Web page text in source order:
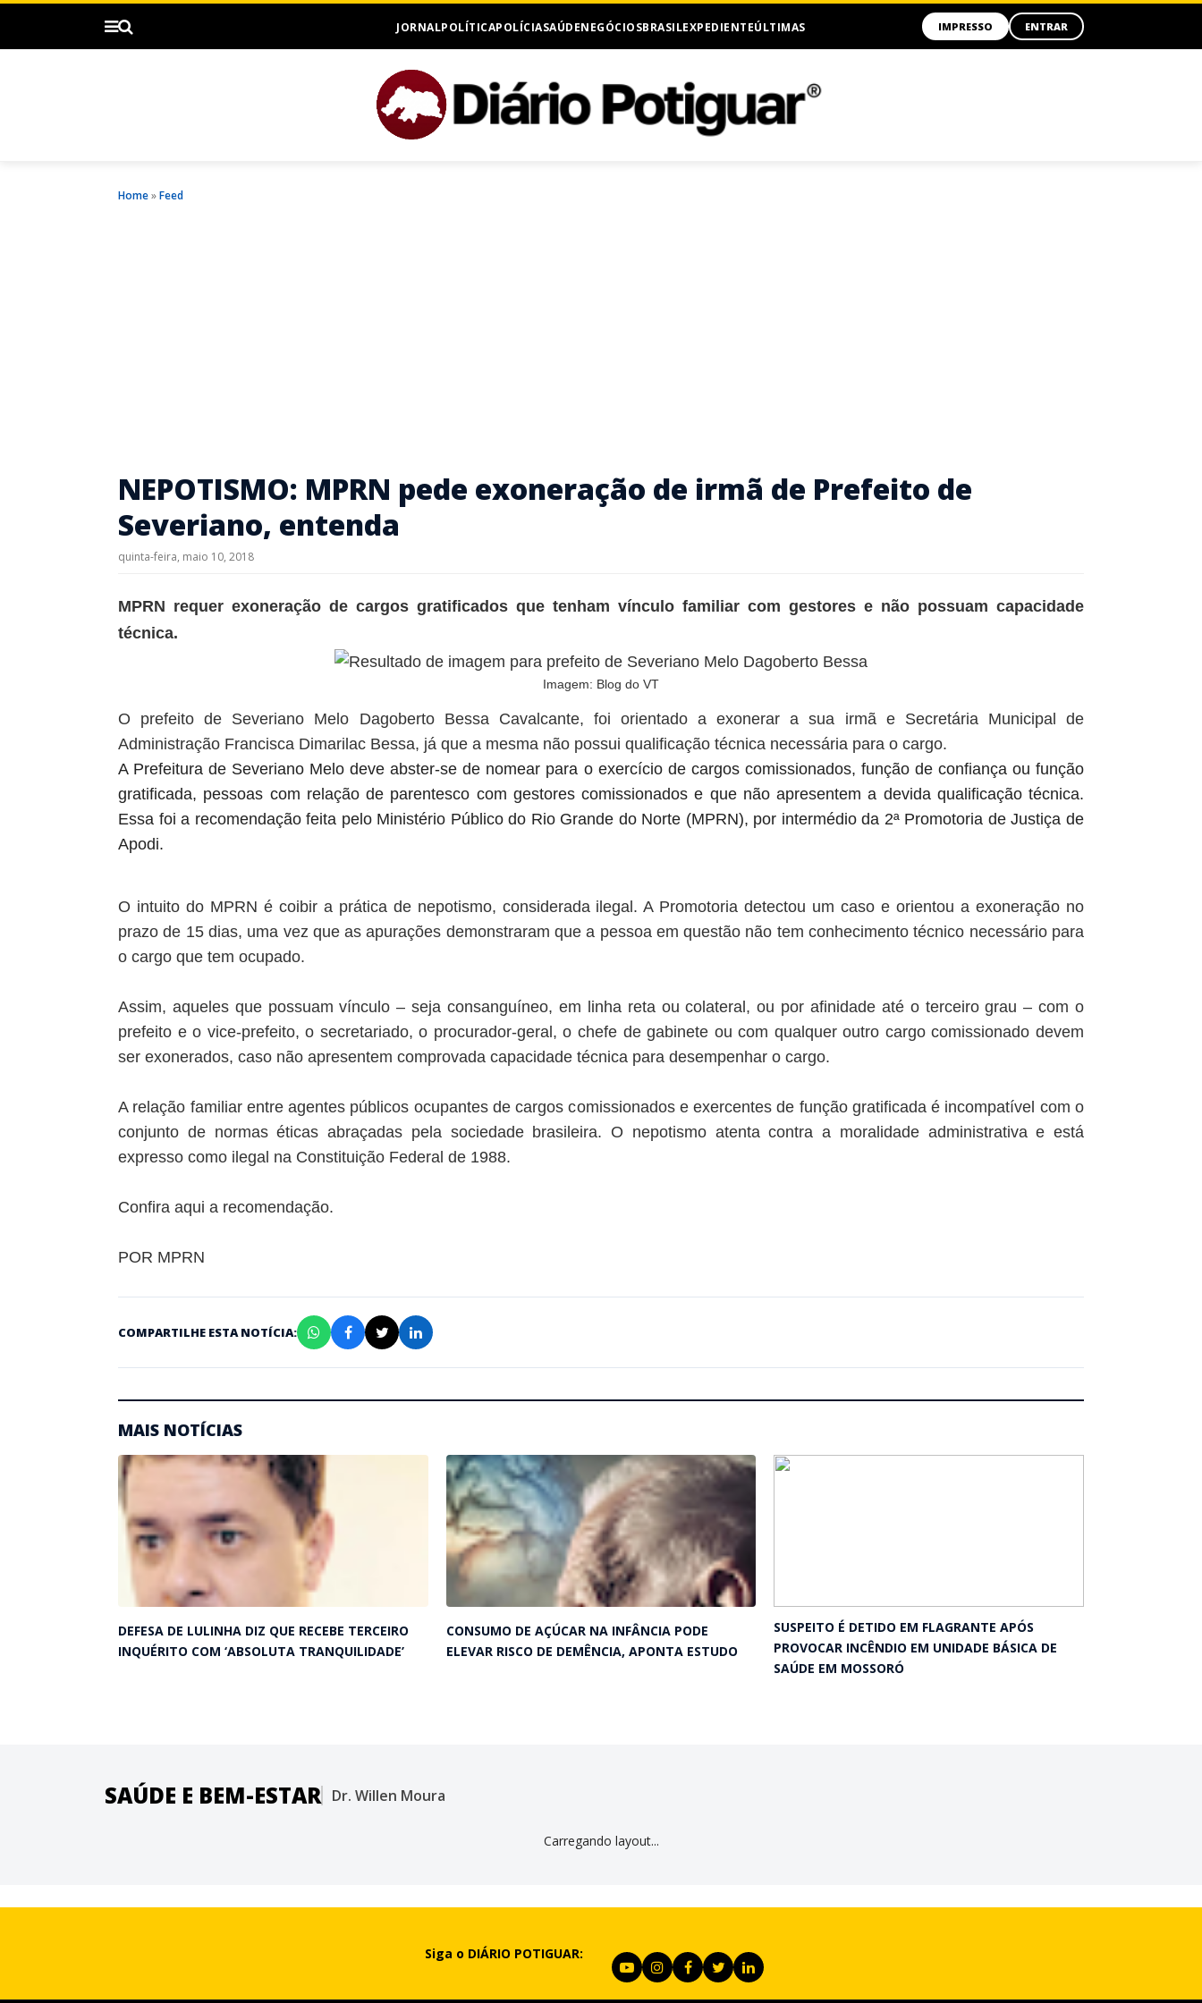
JORNALPOLÍTICAPOLÍCIASAÚDENEGÓCIOSBRASILEXPEDIENTEÚLTIMAS IMPRESSO ENTRAR
Home»Feed
NEPOTISMO: MPRN pede exoneração de irmã de Prefeito de
Severiano, entenda
quinta-feira, maio 10, 2018
MPRN requer exoneração de cargos gratificados que tenham vínculo familiar com gestores e não possuam capacidade
técnica.
Imagem: Blog do VT
O prefeito de Severiano Melo Dagoberto Bessa Cavalcante, foi orientado a exonerar a sua irmã e Secretária Municipal de
Administração Francisca Dimarilac Bessa, já que a mesma não possui qualificação técnica necessária para o cargo.
A Prefeitura de Severiano Melo deve abster-se de nomear para o exercício de cargos comissionados, função de confiança ou função
gratificada, pessoas com relação de parentesco com gestores comissionados e que não apresentem a devida qualificação técnica.
Essa foi a recomendação feita pelo Ministério Público do Rio Grande do Norte (MPRN), por intermédio da 2ª Promotoria de Justiça de
Apodi.
O intuito do MPRN é coibir a prática de nepotismo, considerada ilegal. A Promotoria detectou um caso e orientou a exoneração no
prazo de 15 dias, uma vez que as apurações demonstraram que a pessoa em questão não tem conhecimento técnico necessário para
o cargo que tem ocupado.
Assim, aqueles que possuam vínculo – seja consanguíneo, em linha reta ou colateral, ou por afinidade até o terceiro grau – com o
prefeito e o vice-prefeito, o secretariado, o procurador-geral, o chefe de gabinete ou com qualquer outro cargo comissionado devem
ser exonerados, caso não apresentem comprovada capacidade técnica para desempenhar o cargo.
A relação familiar entre agentes públicos ocupantes de cargos comissionados e exercentes de função gratificada é incompatível com o
conjunto de normas éticas abraçadas pela sociedade brasileira. O nepotismo atenta contra a moralidade administrativa e está
expresso como ilegal na Constituição Federal de 1988.
Confira aqui a recomendação.
POR MPRN
COMPARTILHE ESTA NOTÍCIA:
MAIS NOTÍCIAS
DEFESA DE LULINHA DIZ QUE RECEBE TERCEIRO
INQUÉRITO COM ‘ABSOLUTA TRANQUILIDADE’
CONSUMO DE AÇÚCAR NA INFÂNCIA PODE
ELEVAR RISCO DE DEMÊNCIA, APONTA ESTUDO
SUSPEITO É DETIDO EM FLAGRANTE APÓS
PROVOCAR INCÊNDIO EM UNIDADE BÁSICA DE
SAÚDE EM MOSSORÓ
SAÚDE E BEM-ESTAR Dr. Willen Moura
Carregando layout...
Siga o DIÁRIO POTIGUAR: